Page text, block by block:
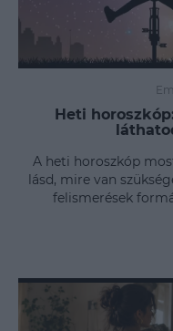
Heti
A heti horoszkóp
lásd, mire van
felismerések